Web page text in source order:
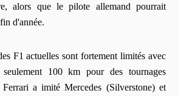
alors que le pilote allemand pourrait
d'année.
F1 actuelles sont fortement limités avec
100 km pour des tournages
a imité Mercedes (Silverstone) et